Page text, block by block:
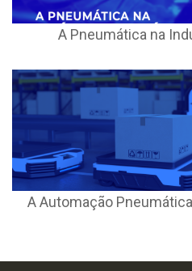
A Pneumática na
A Automação